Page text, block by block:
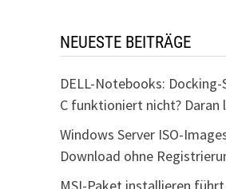
NEUESTE BEITRÄGE
DELL-Notebooks:
C funktioniert nicht? Daran
Windows Server ISO-
Download ohne